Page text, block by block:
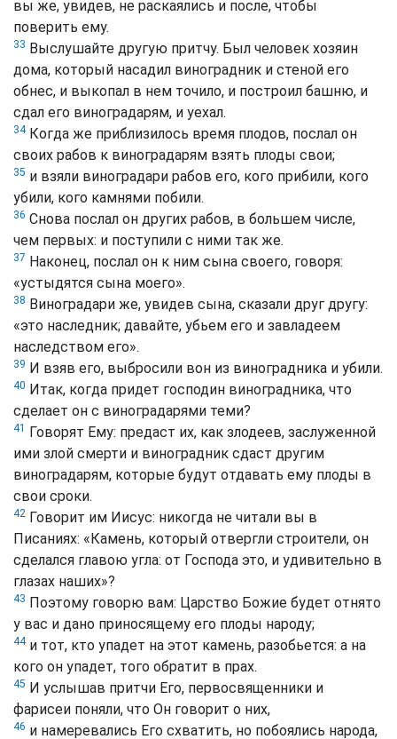
вы же, увидев, не раскаялись и после, чтобы
поверить ему.
33 Выслушайте другую притчу. Был человек хозяин
дома, который насадил виноградник и стеной его
обнес, и выкопал в нем точило, и построил башню, и
сдал его виноградарям, и уехал.
34Когда же приблизилось время плодов, послал он
своих рабов к виноградарям взять плоды свои;
35 и взяли виноградари рабов его, кого прибили, кого
убили, кого камнями побили.
36 Снова послал он других рабов, в большем числе,
чем первых: и поступили с ними так же.
37 Наконец, послал он к ним сына своего, говоря:
«устыдятся сына моего».
38 Виноградари же, увидев сына, сказали друг другу:
«это наследник; давайте, убьем его и завладеем
наследством его».
39 И взяв его, выбросили вон из виноградника и убили.
40 Итак, когда придет господин виноградника, что
сделает он с виноградарями теми?
41 Говорят Ему: предаст их, как злодеев, заслуженной
ими злой смерти и виноградник сдаст другим
виноградарям, которые будут отдавать ему плоды в
свои сроки.
42 Говорит им Иисус: никогда не читали вы в
Писаниях: «Камень, который отвергли строители, он
сделался главою угла: от Господа это, и удивительно в
глазах наших»?
43 Поэтому говорю вам: Царство Божие будет отнято
у вас и дано приносящему его плоды народу;
44и тот, кто упадет на этот камень, разобьется: а на
кого он упадет, того обратит в прах.
45 И услышав притчи Его, первосвященники и
фарисеи поняли, что Он говорит о них,
46 и намеревались Его схватить, но побоялись народа,